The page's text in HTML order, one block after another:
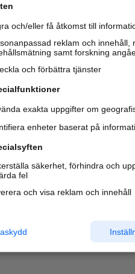
nya
Läs mer
och/eller få åtkomst till
reklam och innehåll,
samt forskning
och förbättra tjänster
exakta uppgifter om
enheter baserat på
säkerhet, förhindra och
fel
och visa reklam och innehåll